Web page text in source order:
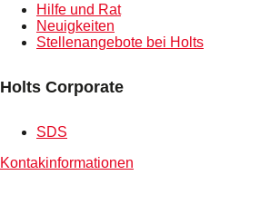
Hilfe und Rat
Neuigkeiten
Stellenangebote bei Holts
Holts Corporate
SDS
Kontakinformationen